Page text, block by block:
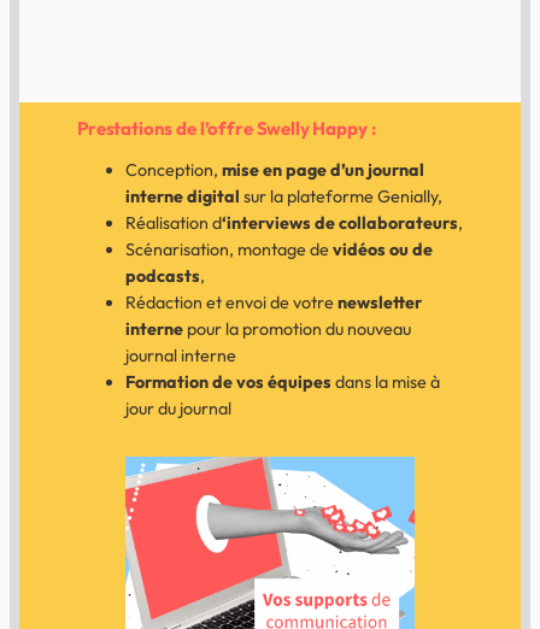
Prestations de l’offre Swelly Happy :
Conception, mise en page d’un journal
interne digital sur la plateforme Genially,
Réalisation d‘interviews de collaborateurs,
Scénarisation, montage devidéos ou de
podcasts,
Rédaction et envoi de votrenewsletter
interne pour la promotion du nouveau
journal interne
Formation de vos équipes dans la mise à
jour du journal